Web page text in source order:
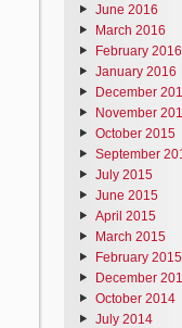
June 2016
March 2016
February 2016
January 2016
December
November
October 2015
September
July 2015
June 2015
April 2015
March 2015
February 2015
December
October 2014
July 2014